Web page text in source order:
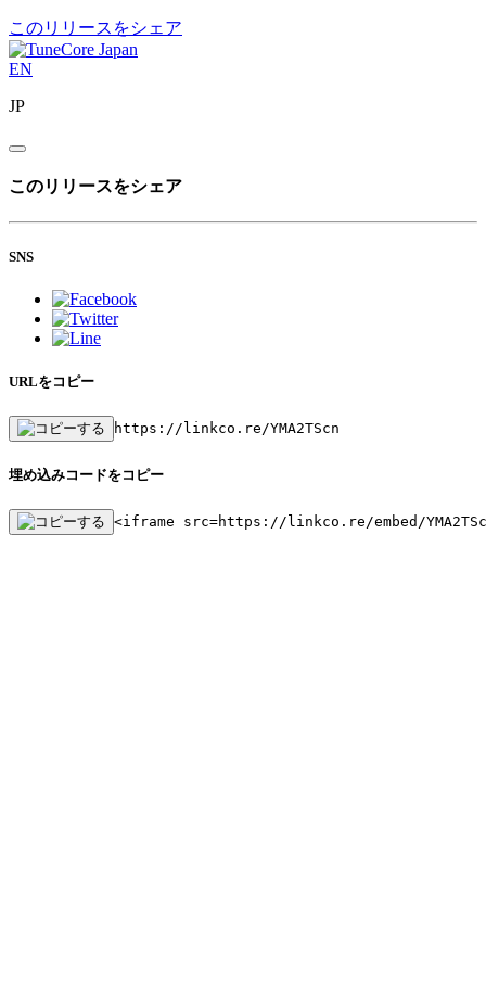
このリリースをシェア
EN
JP
このリリースをシェア
SNS
URLをコピー
https://linkco.re/YMA2TScn
埋め込みコードをコピー
<iframe src=https://linkco.re/embed/